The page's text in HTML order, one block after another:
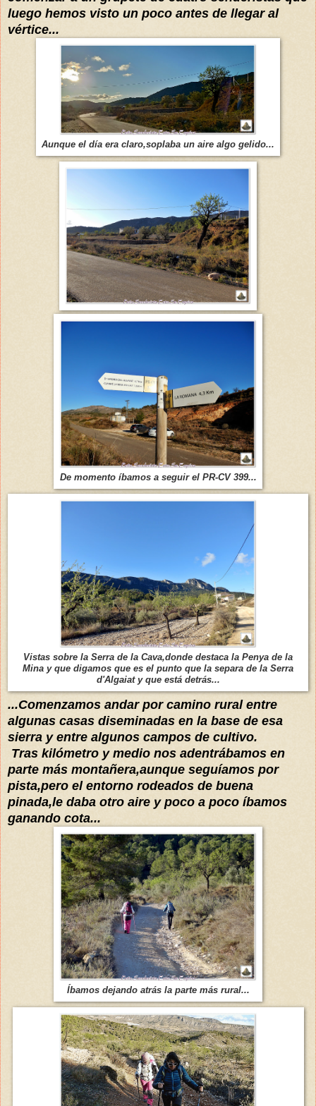
luego hemos visto un poco antes de llegar al
vértice...
Aunque el día era claro,soplaba un aire algo gelido...
De momento íbamos a seguir el PR-CV 399...
Vistas sobre la Serra de la Cava,donde destaca la Penya de la
Mina y que digamos que es el punto que la separa de la Serra
d'Algaiat y que está detrás...
...Comenzamos andar por camino rural entre
algunas casas diseminadas en la base de esa
sierra y entre algunos campos de cultivo.
Tras kilómetro y medio nos adentrábamos en
parte más montañera,aunque seguíamos por
pista,pero el entorno rodeados de buena
pinada,le daba otro aire y poco a poco íbamos
ganando cota...
Íbamos dejando atrás la parte más rural...